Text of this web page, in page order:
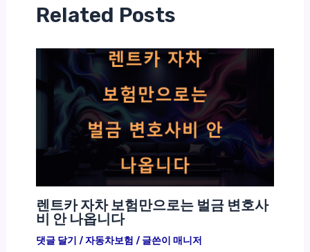
Related Posts
렌트카 자차 보험만으로는 벌금 변호사
비 안 나옵니다
댓글 달기 /자동차보험 / 글쓴이 매니저